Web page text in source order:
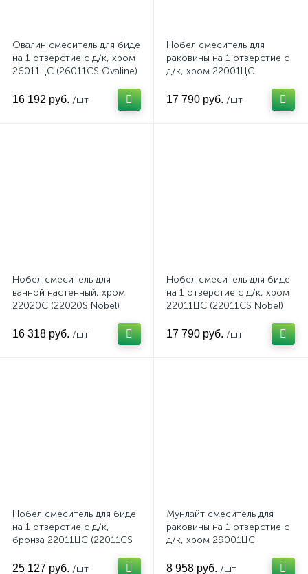
Овалин смеситель для биде
на 1 отверстие с д/к, хром
26011ЦС (26011CS Ovaline)
16 192 руб. /шт
Нобел смеситель для
раковины на 1 отверстие с
д/к, хром 22001ЦС
17 790 руб. /шт
Нобел смеситель для
ванной настенный, хром
22020С (22020S Nobel)
16 318 руб. /шт
Нобел смеситель для биде
на 1 отверстие с д/к, хром
22011ЦС (22011CS Nobel)
17 790 руб. /шт
Нобел смеситель для биде
на 1 отверстие с д/к,
бронза 22011ЦС (22011CS
25 127 руб. /шт
Мунлайт смеситель для
раковины на 1 отверстие с
д/к, хром 29001ЦС
8 958 руб. /шт